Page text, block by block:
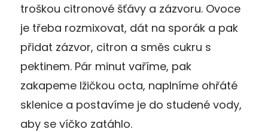
troškou citronové šťávy a zázvoru. Ovoce
je třeba rozmixovat, dát na sporák a pak
přidat zázvor, citron a směs cukru s
pektinem. Pár minut vaříme, pak
zakapeme lžičkou octa, naplníme ohřáté
sklenice a postavíme je do studené vody,
aby se víčko zatáhlo.